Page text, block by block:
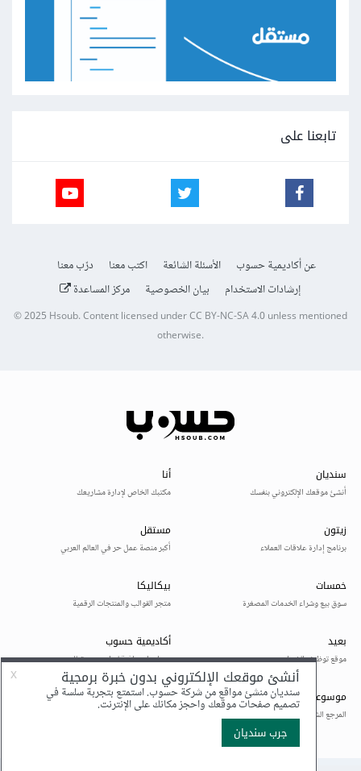
تابعنا على
عن أكاديمية حسوب الأسئلة الشائعة اكتب معنا
درّب معنا
إرشادات الاستخدام
بيان الخصوصية مركز المساعدة
© 2025Hsoub.Content licensed underCC BY-NC-SA 4.0unless mentioned
otherwise.